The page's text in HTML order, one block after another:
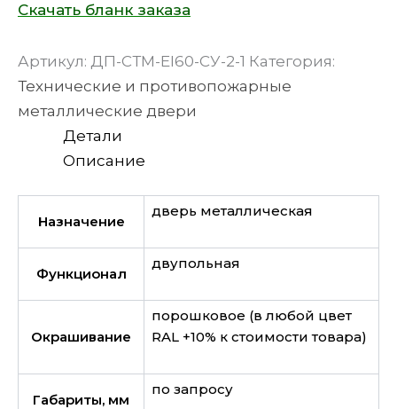
Скачать бланк заказа
Артикул: ДП-СТМ-EI60-СУ-2-1 Категория:
Технические и противопожарные
металлические двери
Детали
Описание
Назначение
дверь металлическая
Функционал
двупольная
Окрашивание
порошковое (в любой цвет
RAL +10% к стоимости товара)
Габариты, мм
по запросу